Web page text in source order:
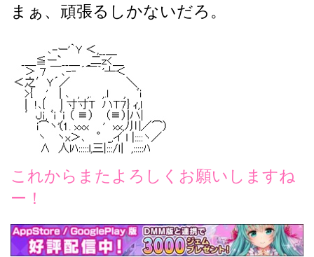
まぁ、頑張るしかないだろ。
これからまたよろしくお願いしますね
ー！